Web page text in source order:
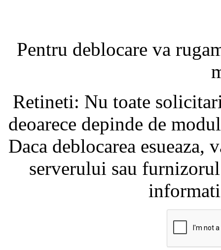
Pentru deblocare va
Retineti: Nu toate
deoarece depinde de
Daca deblocarea
serverului sau